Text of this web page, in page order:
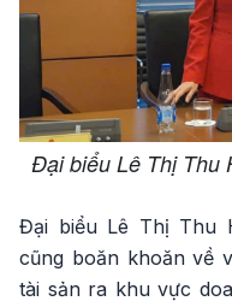
Đại biểu Lê Thị Thu
Đại biểu Lê Thị Thu
cũng boăn khoăn về
tài sản ra khu vực